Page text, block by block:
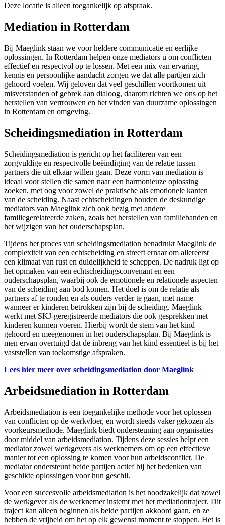
Deze locatie is alleen toegankelijk op afspraak.
Mediation in Rotterdam
Bij Maeglink staan we voor heldere communicatie en eerlijke
oplossingen. In Rotterdam helpen onze mediators u om conflicten
effectief en respectvol op te lossen. Met een mix van ervaring,
kennis en persoonlijke aandacht zorgen we dat alle partijen zich
gehoord voelen. Wij geloven dat veel geschillen voortkomen uit
misverstanden of gebrek aan dialoog, daarom richten we ons op het
herstellen van vertrouwen en het vinden van duurzame oplossingen
in Rotterdam en omgeving.
Scheidingsmediation in Rotterdam
Scheidingsmediation is gericht op het faciliteren van een
zorgvuldige en respectvolle beëindiging van de relatie tussen
partners die uit elkaar willen gaan. Deze vorm van mediation is
ideaal voor stellen die samen naar een harmonieuze oplossing
zoeken, met oog voor zowel de praktische als emotionele kanten
van de scheiding. Naast echtscheidingen houden de deskundige
mediators van Maeglink zich ook bezig met andere
familiegerelateerde zaken, zoals het herstellen van familiebanden en
het wijzigen van het ouderschapsplan.
Tijdens het proces van scheidingsmediation benadrukt Maeglink de
complexiteit van een echtscheiding en streeft ernaar om allereerst
een klimaat van rust en duidelijkheid te scheppen. De nadruk ligt op
het opmaken van een echtscheidingsconvenant en een
ouderschapsplan, waarbij ook de emotionele en relationele aspecten
van de scheiding aan bod komen. Het doel is om de relatie als
partners af te ronden en als ouders verder te gaan, met name
wanneer er kinderen betrokken zijn bij de scheiding. Maeglink
werkt met SKJ-geregistreerde mediators die ook gesprekken met
kinderen kunnen voeren. Hierbij wordt de stem van het kind
gehoord en meegenomen in het ouderschapsplan. Bij Maeglink is
men ervan overtuigd dat de inbreng van het kind essentieel is bij het
vaststellen van toekomstige afspraken.
Lees hier meer over scheidingsmediation door Maeglink
Arbeidsmediation in Rotterdam
Arbeidsmediation is een toegankelijke methode voor het oplossen
van conflicten op de werkvloer, en wordt steeds vaker gekozen als
voorkeursmethode. Maeglink biedt ondersteuning aan organisaties
door middel van arbeidsmediation. Tijdens deze sessies helpt een
mediator zowel werkgevers als werknemers om op een effectieve
manier tot een oplossing te komen voor hun arbeidsconflict. De
mediator ondersteunt beide partijen actief bij het bedenken van
geschikte oplossingen voor hun geschil.
Voor een succesvolle arbeidsmediation is het noodzakelijk dat zowel
de werkgever als de werknemer instemt met het mediationtraject. Dit
traject kan alleen beginnen als beide partijen akkoord gaan, en ze
hebben de vrijheid om het op elk gewenst moment te stoppen. Het is